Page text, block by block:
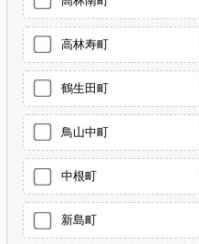
高林寿町
鶴生田町
鳥山中町
中根町
新島町